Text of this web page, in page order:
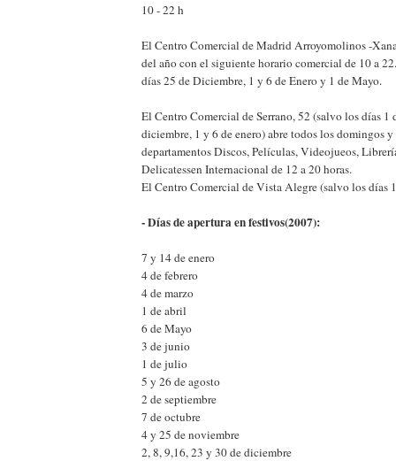
10 - 22 h
El Centro Comercial de Madrid Arroyomolinos -
del año con el siguiente horario comercial de 10 a
días 25 de Diciembre, 1 y 6 de Enero y 1 de Mayo.
El Centro Comercial de Serrano, 52 (salvo los días 1
diciembre, 1 y 6 de enero) abre todos los domingos
departamentos Discos, Películas, Videojueos,
Delicatessen Internacional de 12 a 20 horas.
El Centro Comercial de Vista Alegre (salvo los días
- Días de apertura en festivos(2007):
7 y 14 de enero
4 de febrero
4 de marzo
1 de abril
6 de Mayo
3 de junio
1 de julio
5 y 26 de agosto
2 de septiembre
7 de octubre
4 y 25 de noviembre
2, 8, 9,16, 23 y 30 de diciembre